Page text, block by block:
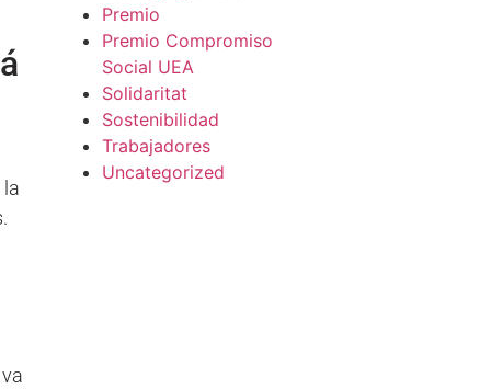
Premio
Premio Compromiso
Social UEA
Solidaritat
Sostenibilidad
Trabajadores
Uncategorized